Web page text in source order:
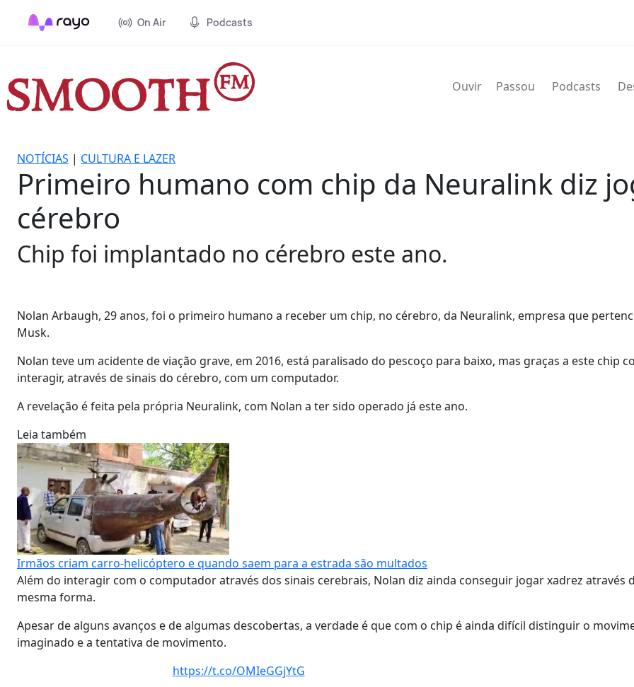
On Air Podcasts
Ouvir Passou Podcasts
NOTÍCIAS | CULTURA E LAZER
Primeiro humano com chip da Neuralink diz
cérebro
Chip foi implantado no cérebro este ano.
Nolan Arbaugh, 29 anos, foi o primeiro humano a receber um chip, no cérebro, da Neuralink, empresa que
Musk.
Nolan teve um acidente de viação grave, em 2016, está paralisado do pescoço para baixo, mas graças a este chip
interagir, através de sinais do cérebro, com um computador.
A revelação é feita pela própria Neuralink, com Nolan a ter sido operado já este ano.
Leia também
Irmãos criam carro-helicóptero e quando saem para a estrada são multados
Além do interagir com o computador através dos sinais cerebrais, Nolan diz ainda conseguir jogar xadrez através
mesma forma.
Apesar de alguns avanços e de algumas descobertas, a verdade é que com o chip é ainda difícil distinguir o
imaginado e a tentativa de movimento.
https://t.co/OMIeGGjYtG